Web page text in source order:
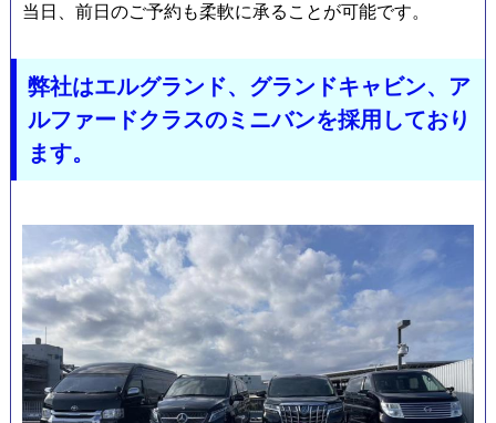
料
金
当日、前日のご予約も柔軟に承ることが可能です。
弊社はエルグランド、グランドキャビン、ア
ルファードクラスのミニバンを採用しており
ます。